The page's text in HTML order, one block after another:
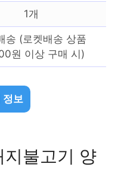
1개
송 (로켓배송 상품
원 이상 구매 시)
정보
지불고기 양